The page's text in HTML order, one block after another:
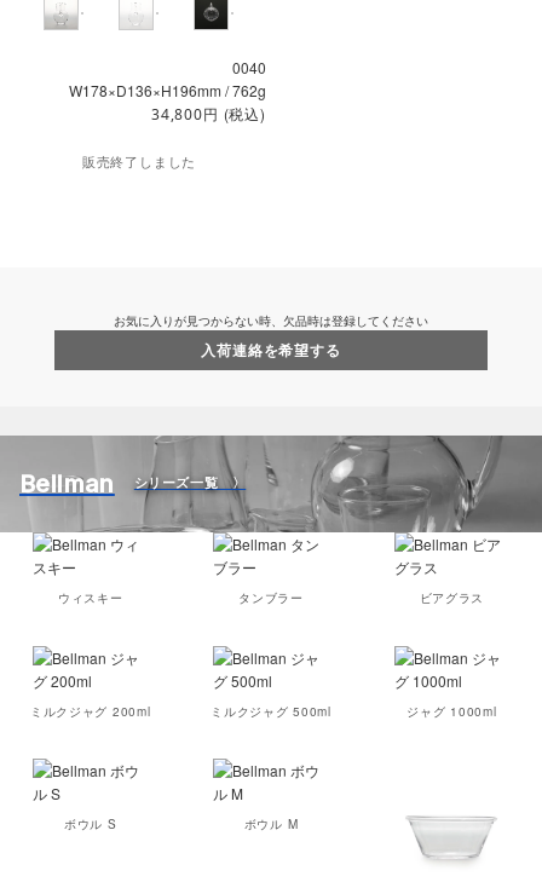
0040
W178×D136×H196mm / 762g
34,800円 (税込)
販売終了しました
お気に入りが見つからない時、欠品時は登録してください
入荷連絡を希望する
Bellman シリーズ一覧 〉
ウィスキー タンブラー ビアグラス
ミルクジャグ 200ml ミルクジャグ 500ml ジャグ 1000ml
ボウル S ボウル M